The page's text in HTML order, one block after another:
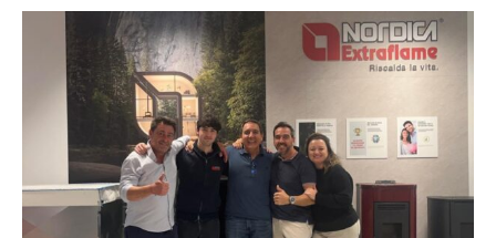
seguridad
sistemas
climatización